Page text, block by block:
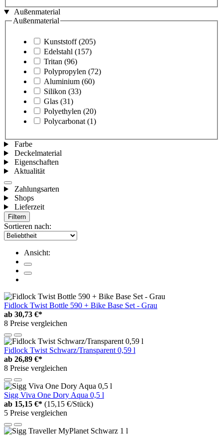
Außenmaterial
Außenmaterial
Kunststoff (205)
Edelstahl (157)
Tritan (96)
Polypropylen (72)
Aluminium (60)
Silikon (33)
Glas (31)
Polyethylen (20)
Polycarbonat (1)
Farbe
Deckelmaterial
Eigenschaften
Aktualität
Zahlungsarten
Shops
Lieferzeit
Filtern
Sortieren nach:
Ansicht:
Fidlock Twist Bottle 590 + Bike Base Set - Grau
ab 30,73 €*
8 Preise vergleichen
Fidlock Twist Schwarz/Transparent 0,59 l
ab 26,89 €*
8 Preise vergleichen
Sigg Viva One Dory Aqua 0,5 l
ab 15,15 €* (15,15 €/Stück)
5 Preise vergleichen